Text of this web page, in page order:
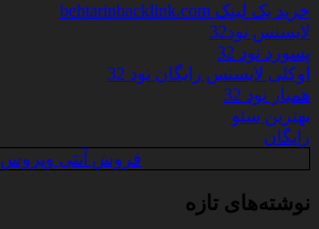
خرید بک لینک behtarinbacklink.com
لایسنس نود32
پسورد نود 32
اوکلی لایسنس رایگان نود 32
همیار نود 32
بهترین سئو
رایگان
فروش آنتی ویروس
نوشته‌های تازه